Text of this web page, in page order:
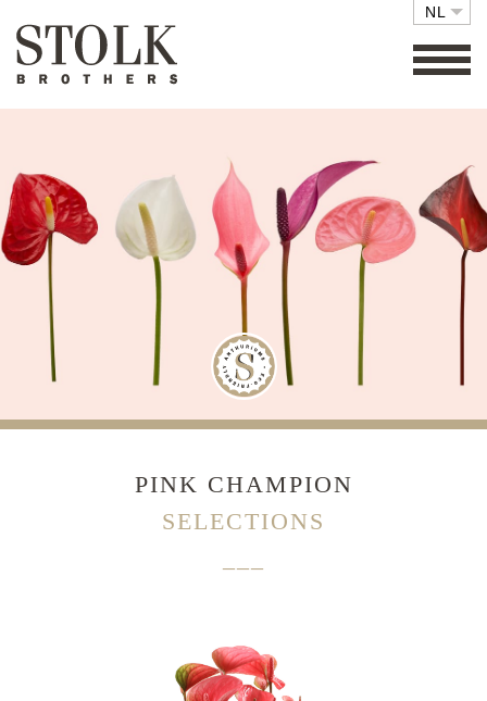
COLLECTIE
SETS
ECO FRIENDLY
CARE
RETAIL
VACATURES
CONTACT
NL
PINK CHAMPION
SELECTIONS